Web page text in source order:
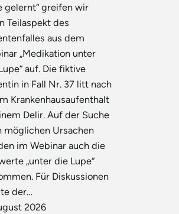
gelernt“ greifen wir
Teilaspekt des
aus dem
„Medikation unter
auf. Die fiktive
in Fall Nr. 37 litt nach
Krankenhausaufenthalt
Delir. Auf der Suche
möglichen Ursachen
im Webinar auch die
„unter die Lupe“
Für Diskussionen
der…
2026